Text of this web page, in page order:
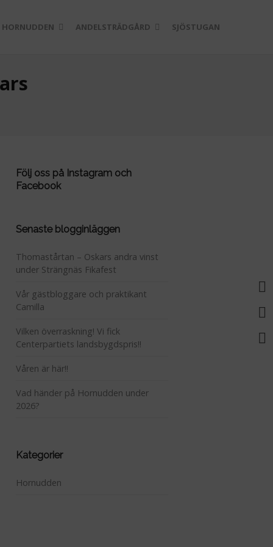
ANDELSTRÄDGÅRD SJÖSTUGAN
Följ oss på Instagram och
Facebook
Senaste blogginläggen
Thomastårtan – Oskars andra vinst
under Strängnäs Fikafest
Vår gästbloggare och praktikant
Camilla
Vilken överraskning! Vi fick
Centerpartiets landsbygdspris!!
Våren är här!!
Vad händer på Hornudden under
2026?
Kategorier
Hornudden